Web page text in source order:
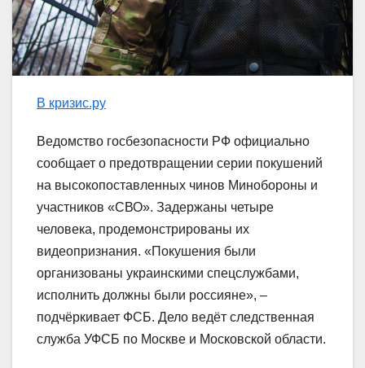
В кризис.ру
Ведомство госбезопасности РФ официально
сообщает о предотвращении серии покушений
на высокопоставленных чинов Минобороны и
участников «СВО». Задержаны четыре
человека, продемонстрированы их
видеопризнания. «Покушения были
организованы украинскими спецслужбами,
исполнить должны были россияне», –
подчёркивает ФСБ. Дело ведёт следственная
служба УФСБ по Москве и Московской области.